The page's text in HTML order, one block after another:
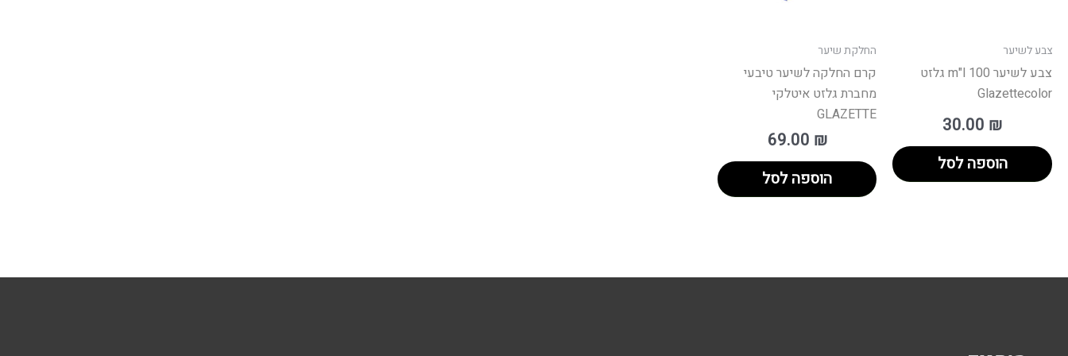
צבע לשיער
צבע לשיער 100 m"l גלזט
Glazettecolor
30.00 ₪
הוספה לסל
החלקת שיער
קרם החלקה לשיער טיבעי
מחברת גלזט איטלקי
GLAZETTE
69.00 ₪
הוספה לסל